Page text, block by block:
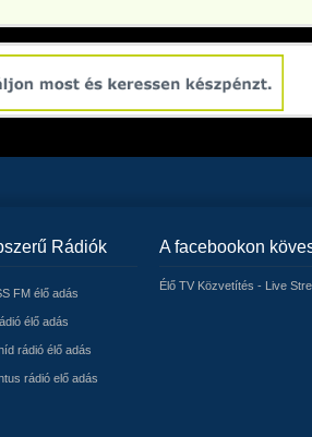
Rádiók
FM élő adás
élő adás
rádió élő adás
rádió elő adás
A facebookon
Élő TV Közvetítés - Live